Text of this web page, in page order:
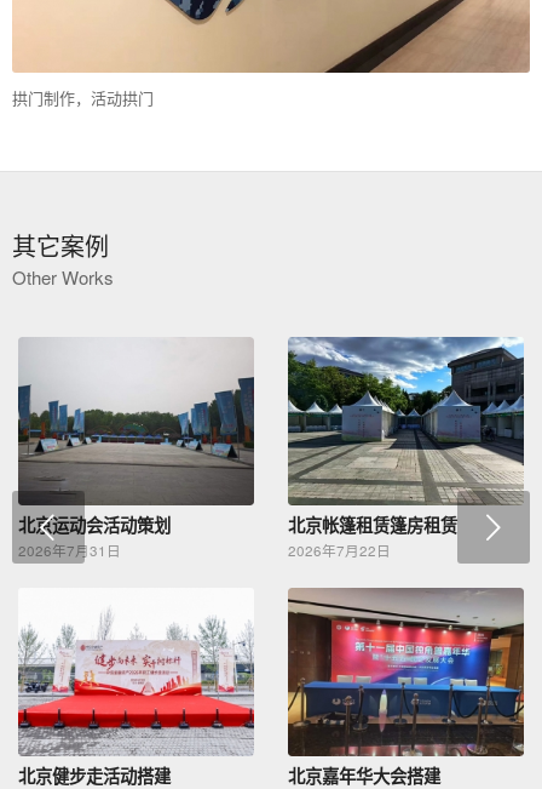
拱门制作，活动拱门
其它案例
Other Works
北京运动会活动策划
2026年7月31日
北京帐篷租赁篷房租赁
2026年7月22日
北京健步走活动搭建 北京嘉年华大会搭建
下一页